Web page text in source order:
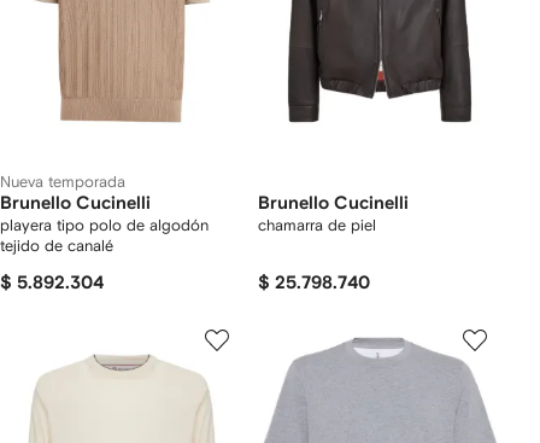
Nueva temporada
Brunello Cucinelli
playera tipo polo de algodón
tejido de canalé
$ 5.892.304
Brunello Cucinelli
chamarra de piel
$ 25.798.740